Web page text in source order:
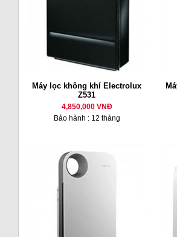
Máy lọc không khí Electrolux
Z531
4,850,000 VNĐ
Bảo hành : 12 tháng